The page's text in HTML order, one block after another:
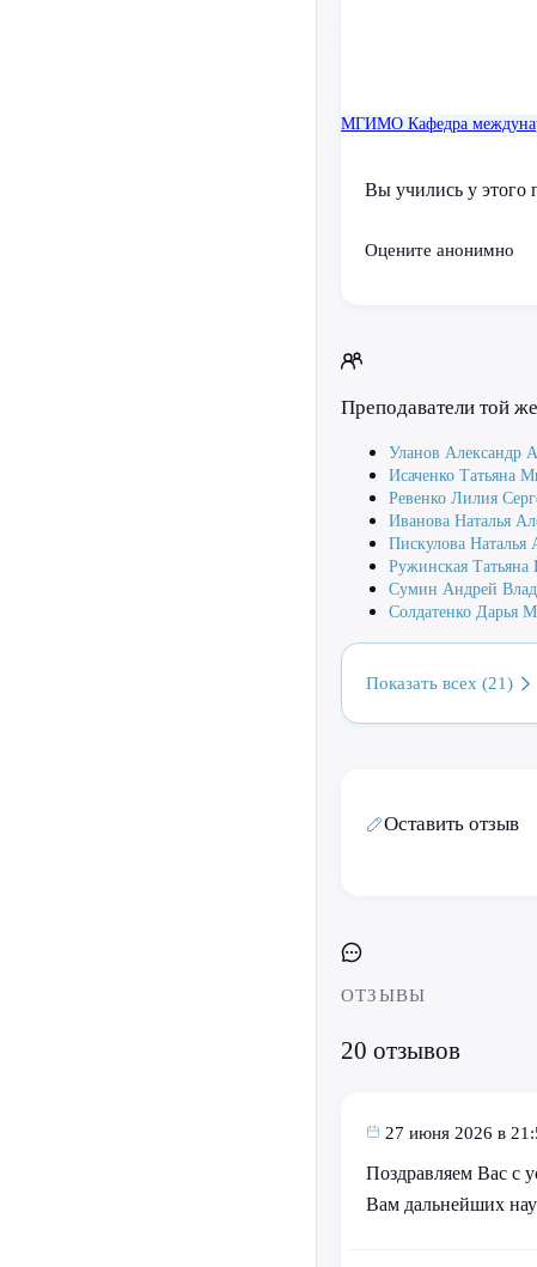
МГИМО Кафедра
Вы учились у этого
Оцените анонимно
Преподаватели той
Уланов Александр
Исаченко Татьяна
Ревенко Лилия
Иванова Наталья
Пискулова Наталья
Ружинская Татьяна
Сумин Андрей
Солдатенко Дарья
Показать всех (21)
Оставить отзыв
ОТЗЫВЫ
20 отзывов
27 июня 2026 в
Поздравляем Вас с
Вам дальнейших